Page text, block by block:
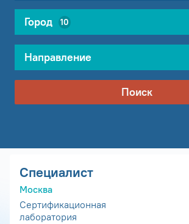
Город 10
Направление
Поиск
Специалист
Москва
Сертификационная
лаборатория